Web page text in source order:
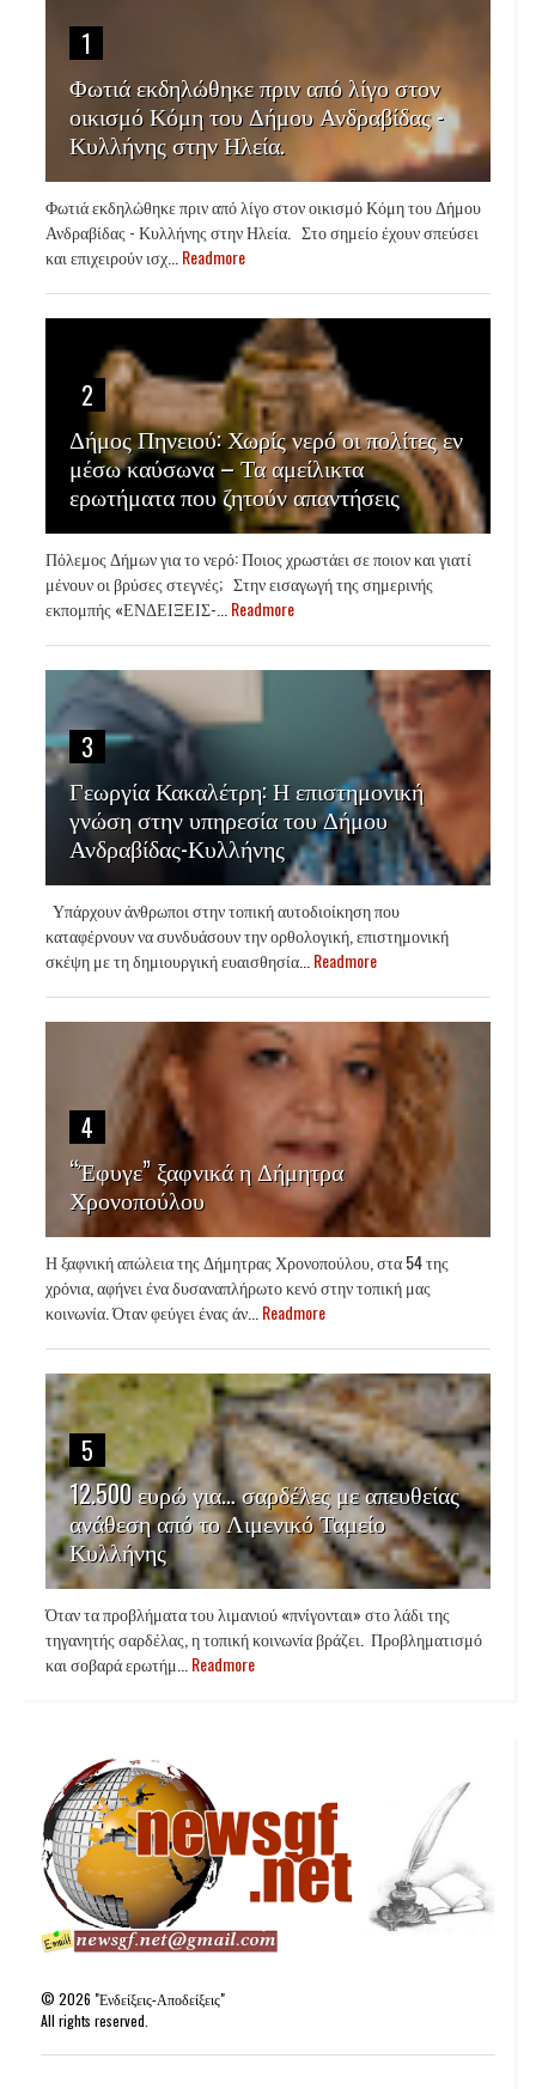
1
Φωτιά εκδηλώθηκε πριν από λίγο στον
οικισμό Κόμη του Δήμου Ανδραβίδας -
Κυλλήνης στην Ηλεία.
Φωτιά εκδηλώθηκε πριν από λίγο στον οικισμό Κόμη του Δήμου
Ανδραβίδας - Κυλλήνης στην Ηλεία. Στο σημείο έχουν σπεύσει
και επιχειρούν ισχ...Readmore
2
Δήμος Πηνειού: Χωρίς νερό οι πολίτες εν
μέσω καύσωνα – Τα αμείλικτα
ερωτήματα που ζητούν απαντήσεις
Πόλεμος Δήμων για το νερό: Ποιος χρωστάει σε ποιον και γιατί
μένουν οι βρύσες στεγνές; Στην εισαγωγή της σημερινής
εκπομπής «ΕΝΔΕΙΞΕΙΣ-...Readmore
3
Γεωργία Κακαλέτρη: Η επιστημονική
γνώση στην υπηρεσία του Δήμου
Ανδραβίδας-Κυλλήνης
Υπάρχουν άνθρωποι στην τοπική αυτοδιοίκηση που
καταφέρνουν να συνδυάσουν την ορθολογική, επιστημονική
σκέψη με τη δημιουργική ευαισθησία...Readmore
4
“Έφυγε” ξαφνικά η Δήμητρα
Χρονοπούλου
Η ξαφνική απώλεια της Δήμητρας Χρονοπούλου, στα 54 της
χρόνια, αφήνει ένα δυσαναπλήρωτο κενό στην τοπική μας
κοινωνία. Όταν φεύγει ένας άν...Readmore
5
12.500 ευρώ για… σαρδέλες με απευθείας
ανάθεση από το Λιμενικό Ταμείο
Κυλλήνης
Όταν τα προβλήματα του λιμανιού «πνίγονται» στο λάδι της
τηγανητής σαρδέλας, η τοπική κοινωνία βράζει. Προβληματισμό
και σοβαρά ερωτήμ...Readmore
©2026 "Ενδείξεις-Αποδείξεις"
All rights reserved.